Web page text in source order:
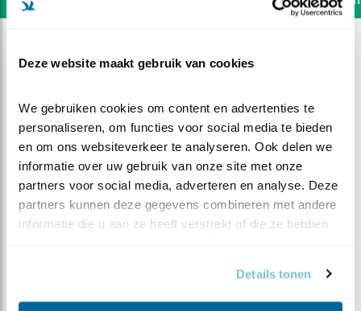
Deze website maakt gebruik van cookies
We gebruiken cookies om content en advertenties te
personaliseren, om functies voor social media te bieden
en om ons websiteverkeer te analyseren. Ook delen we
informatie over uw gebruik van onze site met onze
partners voor social media, adverteren en analyse. Deze
partners kunnen deze gegevens combineren met andere
informatie die u aan ze heeft verstrekt of die ze hebben
Details tonen